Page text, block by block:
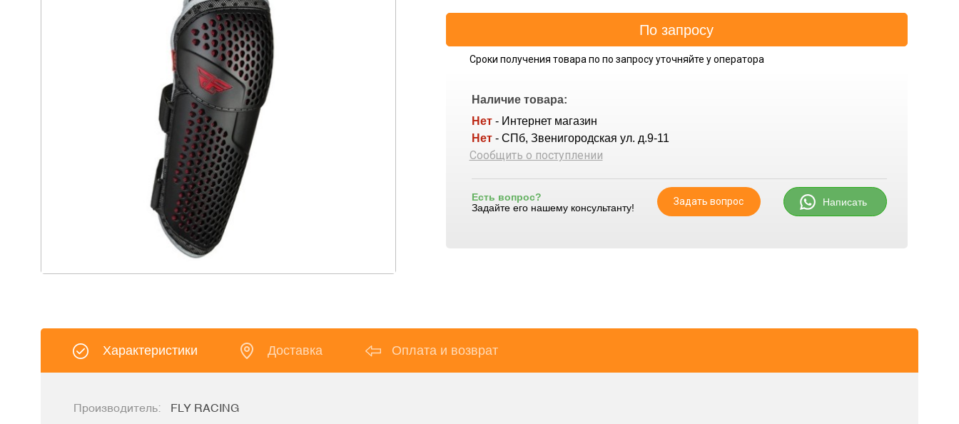
Сроки получения товара по по запросу уточняйте у оператора
Наличие товара:
Нет - Интернет магазин
Нет - СПб, Звенигородская ул. д.9-11
Сообщить о поступлении
Есть вопрос?
Задайте его нашему консультанту!
Задать вопрос Написать
Характеристики Доставка Оплата и возврат
Производитель: FLY RACING